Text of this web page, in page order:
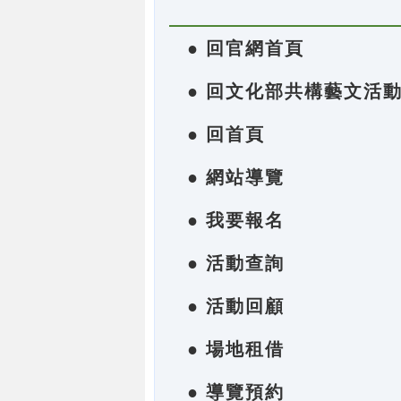
● 回官網首頁
● 回文化部共構藝文活
● 回首頁
● 網站導覽
● 我要報名
● 活動查詢
● 活動回顧
● 場地租借
● 導覽預約